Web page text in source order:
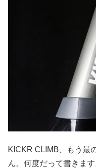
KICKR CLIMB、もう最
ん。何度だって書きま